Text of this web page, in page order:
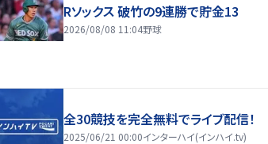
Rソックス 破竹の9連勝で貯金13
2026/08/08 11:04野球
全30競技を完全無料でライブ配信！
2025/06/21 00:00インターハイ(インハイ.tv)